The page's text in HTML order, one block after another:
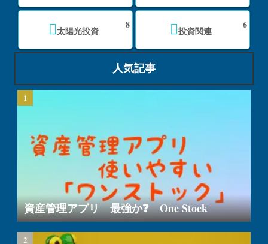
太陽光投資
8
投資関連
6
人気記事
資産管理アプリ 最強か❓ One Stock